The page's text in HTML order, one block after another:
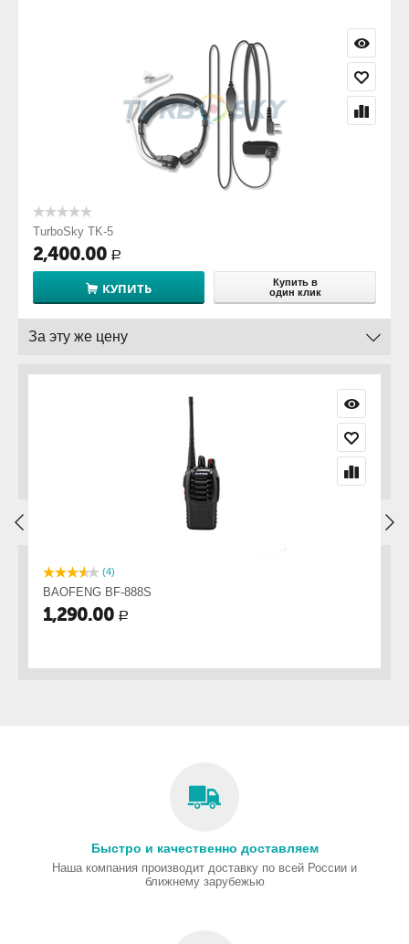
TurboSky TK-5
2,400.00 Р
КУПИТЬ
Купить в
один клик
За эту же цену
(4)
BAOFENG BF-888S
1,290.00 Р
Быстро и качественно доставляем
Наша компания производит доставку по всей России и
ближнему зарубежью